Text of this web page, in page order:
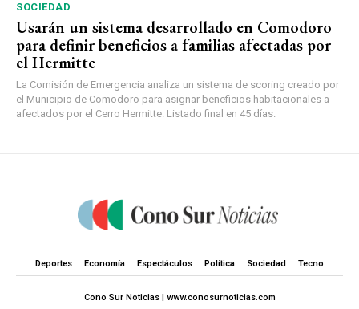
SOCIEDAD
Usarán un sistema desarrollado en Comodoro
para definir beneficios a familias afectadas por
el Hermitte
La Comisión de Emergencia analiza un sistema de scoring creado por
el Municipio de Comodoro para asignar beneficios habitacionales a
afectados por el Cerro Hermitte. Listado final en 45 días.
Deportes Economía Espectáculos Política Sociedad Tecno
Cono Sur Noticias | www.conosurnoticias.com